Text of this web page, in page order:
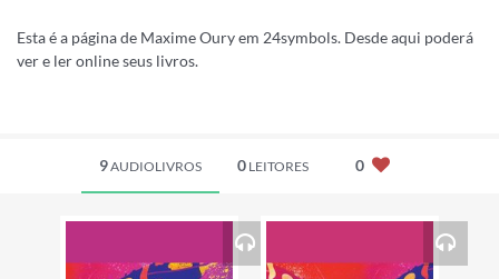
Esta é a página de Maxime Oury em 24symbols. Desde aqui poderá
ver e ler online seus livros.
9AUDIOLIVROS 0 LEITORES 0